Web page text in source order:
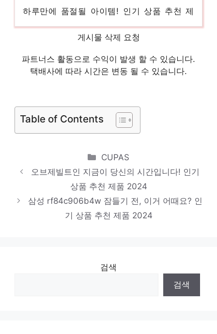
lg 냉장고 4도어 매직스페이스
품 2024
품 2024
소형세탁기6kg
기분 좋아지는, 당신만의 제품 인기 상품 추
천 제품 2024
lg냉장고2도어
진정한 퀄리티를 느껴보세요! 인기 상품 추천
제품 2024
게시물 삭제 요청
파트너스 활동으로 수익이 발생 할 수 있습니다.
택배사에 따라 시간은 변동 될 수 있습니다.
Table of Contents
Categories
CUPAS
오브제빌트인 지금이 당신의 시간입니다! 인기
상품 추천 제품 2024
삼성 rf84c906b4w 잠들기 전, 이거 어때요? 인
기 상품 추천 제품 2024
검색
검색